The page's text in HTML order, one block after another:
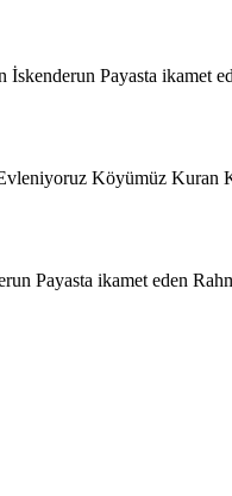
Payasta ikamet
Köyümüz Kuran
Payasta ikamet eden